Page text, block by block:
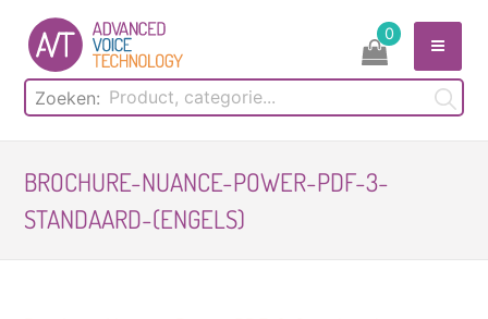
content
Zoeken:
0
BROCHURE-NUANCE-POWER-PDF-3-
STANDAARD-(ENGELS)